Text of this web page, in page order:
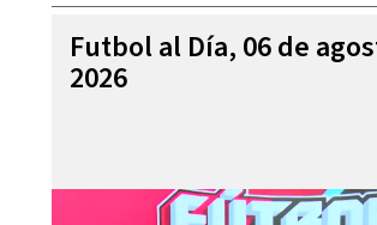
Futbol al Día, 06 de
2026